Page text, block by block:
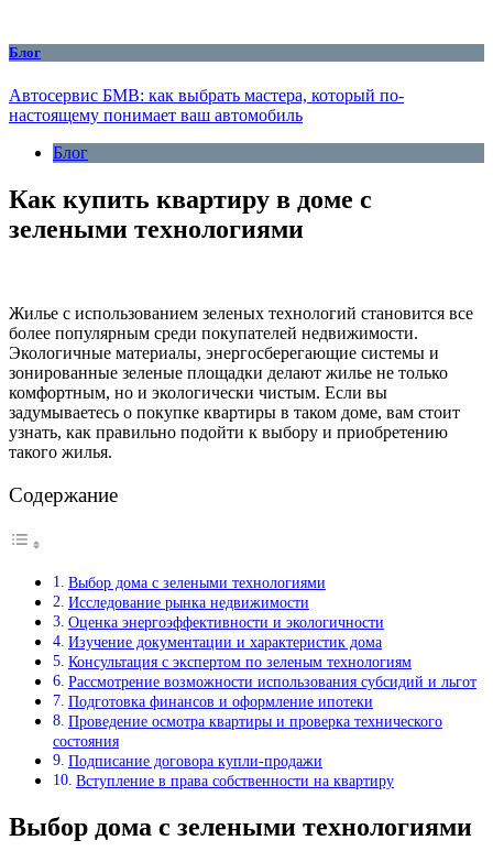
Блог
Автосервис БМВ: как выбрать мастера, который по-
настоящему понимает ваш автомобиль
Блог
Как купить квартиру в доме с
зелеными технологиями
Жилье с использованием зеленых технологий становится все
более популярным среди покупателей недвижимости.
Экологичные материалы, энергосберегающие системы и
зонированные зеленые площадки делают жилье не только
комфортным, но и экологически чистым. Если вы
задумываетесь о покупке квартиры в таком доме, вам стоит
узнать, как правильно подойти к выбору и приобретению
такого жилья.
Содержание
Выбор дома с зелеными технологиями
Исследование рынка недвижимости
Оценка энергоэффективности и экологичности
Изучение документации и характеристик дома
Консультация с экспертом по зеленым технологиям
Рассмотрение возможности использования субсидий и льгот
Подготовка финансов и оформление ипотеки
Проведение осмотра квартиры и проверка технического
состояния
Подписание договора купли-продажи
Вступление в права собственности на квартиру
Выбор дома с зелеными технологиями